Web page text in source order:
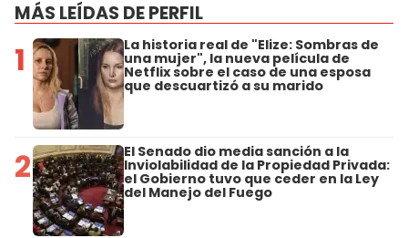
MÁS LEÍDAS DE PERFIL
1 La historia real de "Elize: Sombras de
una mujer", la nueva película de
Netflix sobre el caso de una esposa
que descuartizó a su marido
2 El Senado dio media sanción a la
Inviolabilidad de la Propiedad Privada:
el Gobierno tuvo que ceder en la Ley
del Manejo del Fuego